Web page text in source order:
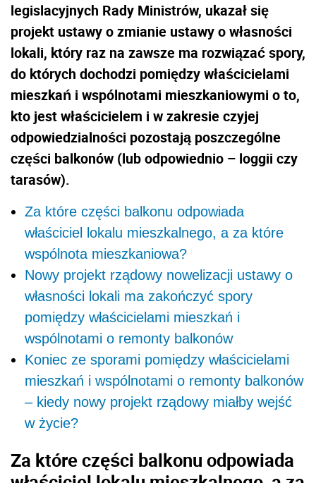
legislacyjnych Rady Ministrów, ukazał się
projekt ustawy o zmianie ustawy o własności
lokali, który raz na zawsze ma rozwiązać spory,
do których dochodzi pomiędzy właścicielami
mieszkań i wspólnotami mieszkaniowymi o to,
kto jest właścicielem i w zakresie czyjej
odpowiedzialności pozostają poszczególne
części balkonów (lub odpowiednio – loggii czy
tarasów).
Za które części balkonu odpowiada
właściciel lokalu mieszkalnego, a za które
wspólnota mieszkaniowa?
Nowy projekt rządowy nowelizacji ustawy o
własności lokali ma zakończyć spory
pomiędzy właścicielami mieszkań i
wspólnotami o remonty balkonów
Koniec ze sporami pomiędzy właścicielami
mieszkań i wspólnotami o remonty balkonów
– kiedy nowy projekt rządowy miałby wejść
w życie?
Za które części balkonu odpowiada